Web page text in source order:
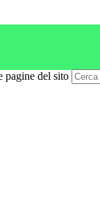
pagine del sito